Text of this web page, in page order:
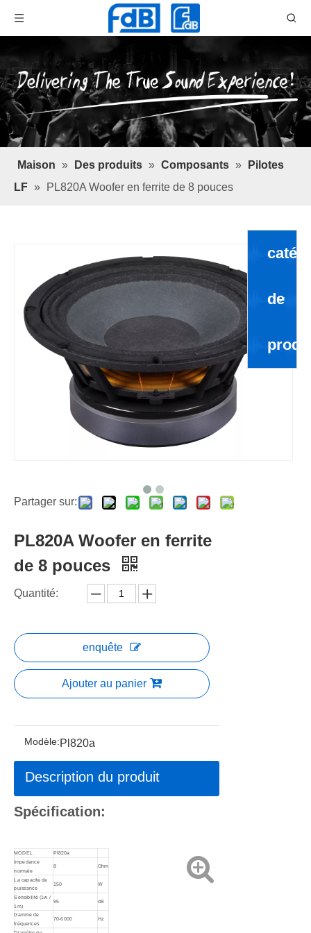
Maison » Des produits » Composants »
Pilotes
LF » PL820A Woofer en ferrite de 8 pouces
Partager sur:
PL820A Woofer en ferrite
de 8 pouces
Quantité:
enquête
Ajouter au panier
Modèle:Pl820a
Description du produit
Spécification:
MODEL
Pl820a
Impédance
normale
8 Ohm
La capacité de
puissance
150 W
Sensibilité (1w /
1m)
95 dB
Gamme de
fréquences
70-6000 Hz
de